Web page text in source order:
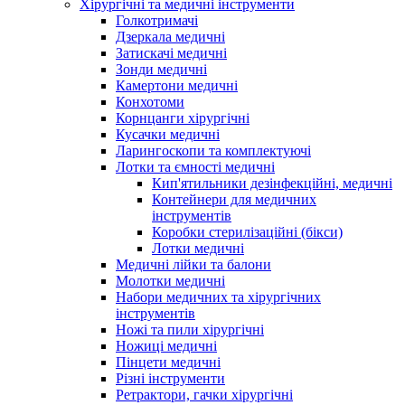
Хірургічні та медичні інструменти
Голкотримачі
Дзеркала медичні
Затискачі медичні
Зонди медичні
Камертони медичні
Конхотоми
Корнцанги хірургічні
Кусачки медичні
Ларингоскопи та комплектуючі
Лотки та ємності медичні
Кип'ятильники дезінфекційні, медичні
Контейнери для медичних
інструментів
Коробки стерилізаційні (бікси)
Лотки медичні
Медичні лійки та балони
Молотки медичні
Набори медичних та хірургічних
інструментів
Ножі та пили хірургічні
Ножиці медичні
Пінцети медичні
Різні інструменти
Ретрактори, гачки хірургічні